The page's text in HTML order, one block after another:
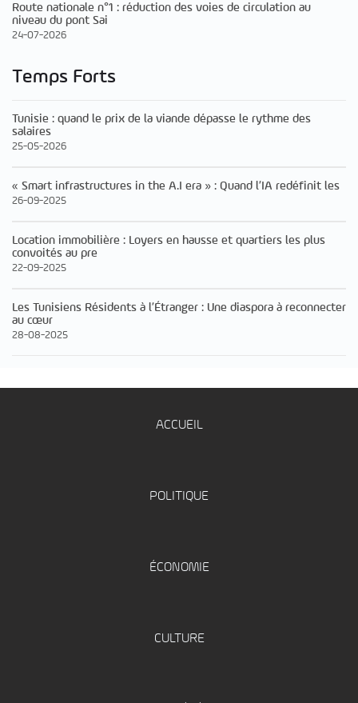
Route nationale n°1 : réduction des voies de circulation au
niveau du pont Sai
24-07-2026
Temps Forts
Tunisie : quand le prix de la viande dépasse le rythme des
salaires
25-05-2026
« Smart infrastructures in the A.I era » : Quand l’IA redéfinit les
26-09-2025
Location immobilière : Loyers en hausse et quartiers les plus
convoités au pre
22-09-2025
Les Tunisiens Résidents à l’Étranger : Une diaspora à reconnecter
au cœur
28-08-2025
ACCUEIL
POLITIQUE
ÉCONOMIE
CULTURE